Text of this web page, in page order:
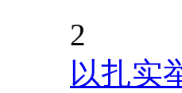
2
以扎实